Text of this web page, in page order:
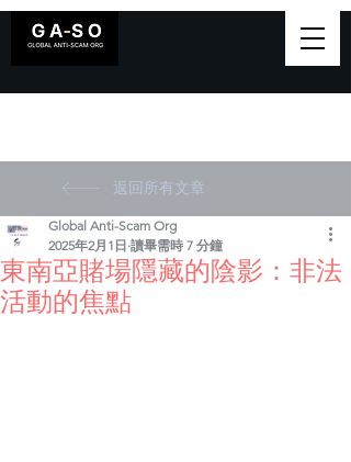
返回所有文章
東南亞賭場隱藏的陰影：非法
活動的焦點
Global Anti-Scam Org
2025年2月1日 讀畢需時 7 分鐘